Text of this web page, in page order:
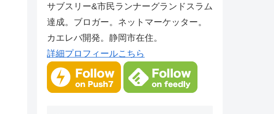
サブスリー&市民ランナーグランドスラム
達成。ブロガー。ネットマーケッター。
カエレバ開発。静岡市在住。
詳細プロフィールこちら